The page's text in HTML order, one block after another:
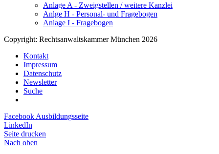
Anlage A - Zweigstellen / weitere Kanzlei
Anlge H - Personal- und Fragebogen
Anlage I - Fragebogen
Copyright: Rechtsanwaltskammer München 2026
Kontakt
Impressum
Datenschutz
Newsletter
Suche
Facebook Ausbildungsseite
LinkedIn
Seite drucken
Nach oben